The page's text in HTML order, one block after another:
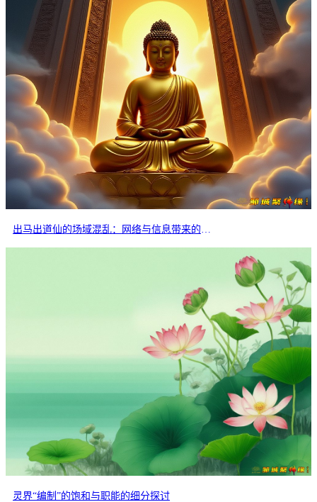
在线投稿
联系我们
灵界“编制”的饱和与职能的细分探讨